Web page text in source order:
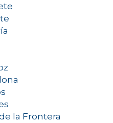
la Frontera